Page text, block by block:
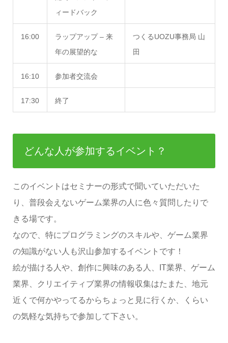
ィードバック
16:00
ラップアップ – 来
年の展望的な
つくるUOZU事務局 山
田
16:10 参加者交流会
17:30 終了
どんな人が参加するイベント？
このイベントはセミナーの形式で聞いていただいた
り、普段会えないゲーム業界の人に色々質問したりで
きる場です。
なので、特にプログラミングのスキルや、ゲーム業界
の知識がない人も沢山参加するイベントです！
絵が描ける人や、創作に興味のある人、IT業界、ゲーム
業界、クリエイティブ業界の情報収集はたまた、地元
近くで何かやってるからちょっと見に行くか、くらい
の気軽な気持ちで参加して下さい。